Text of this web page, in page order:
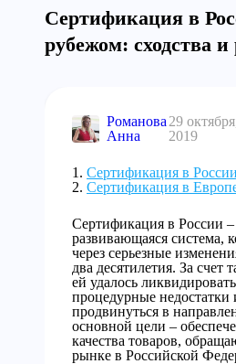
Сертификация в
рубежом: сходства и
Романова
Анна
29
2019
Сертификация в России
Сертификация в
Сертификация в России –
развивающаяся система,
через серьезные
два десятилетия. За счет
ей удалось
процедурные недостатки
продвинуться в
основной цели –
качества товаров,
рынке в Российской